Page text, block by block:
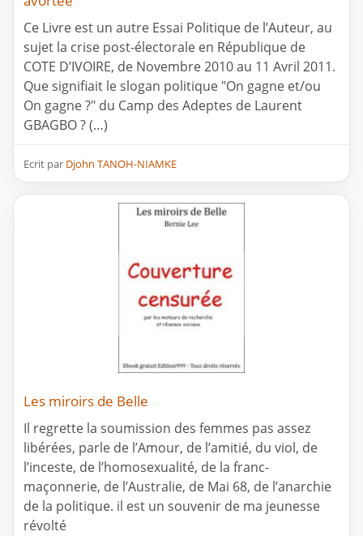
Ce Livre est un autre Essai Politique de l’Auteur, au
sujet la crise post-électorale en République de
COTE D’IVOIRE, de Novembre 2010 au 11 Avril 2011.
Que signifiait le slogan politique "On gagne et/ou
On gagne ?" du Camp des Adeptes de Laurent
GBAGBO ? (…)
Ecrit par Djohn TANOH-NIAMKE
Les miroirs de Belle
Il regrette la soumission des femmes pas assez
libérées, parle de l’Amour, de l’amitié, du viol, de
l’inceste, de l’homosexualité, de la franc-
maçonnerie, de l’Australie, de Mai 68, de l’anarchie
de la politique. il est un souvenir de ma jeunesse
révolté